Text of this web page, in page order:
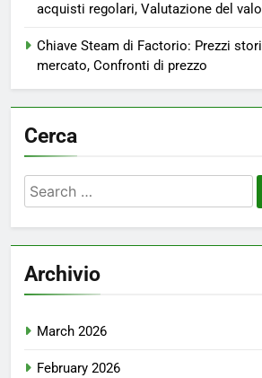
acquisti regolari, Valutazione del
Chiave Steam di Factorio: Prezzi
mercato, Confronti di prezzo
Cerca
Search
for:
Archivio
March 2026
February 2026